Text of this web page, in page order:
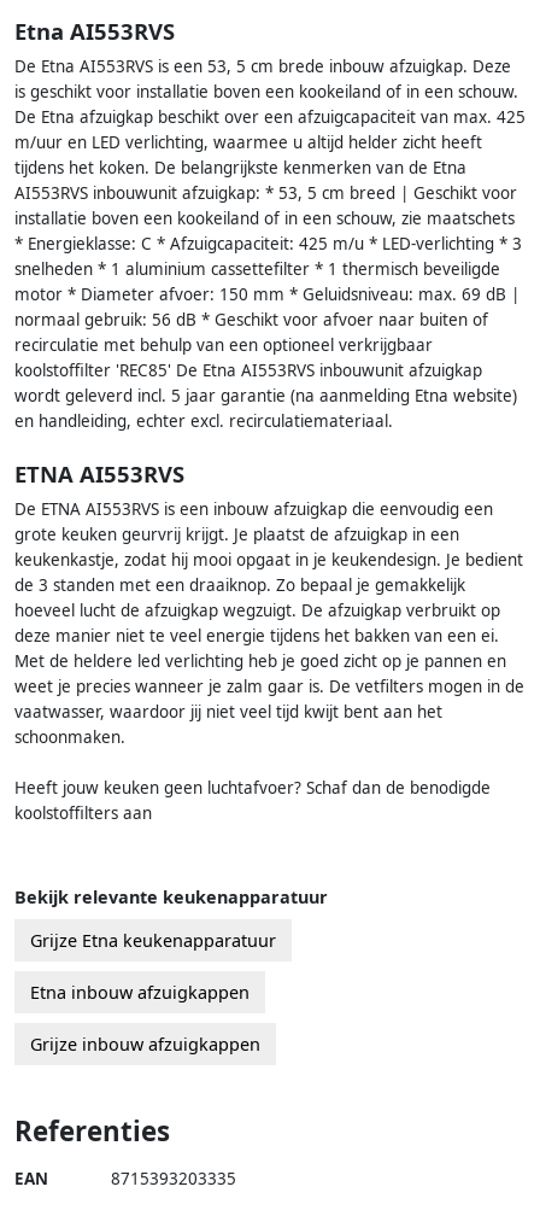
Etna AI553RVS
De Etna AI553RVS is een 53, 5 cm brede inbouw afzuigkap. Deze
is geschikt voor installatie boven een kookeiland of in een schouw.
De Etna afzuigkap beschikt over een afzuigcapaciteit van max. 425
m/uur en LED verlichting, waarmee u altijd helder zicht heeft
tijdens het koken. De belangrijkste kenmerken van de Etna
AI553RVS inbouwunit afzuigkap: * 53, 5 cm breed | Geschikt voor
installatie boven een kookeiland of in een schouw, zie maatschets
* Energieklasse: C * Afzuigcapaciteit: 425 m/u * LED-verlichting * 3
snelheden * 1 aluminium cassettefilter * 1 thermisch beveiligde
motor * Diameter afvoer: 150 mm * Geluidsniveau: max. 69 dB |
normaal gebruik: 56 dB * Geschikt voor afvoer naar buiten of
recirculatie met behulp van een optioneel verkrijgbaar
koolstoffilter 'REC85' De Etna AI553RVS inbouwunit afzuigkap
wordt geleverd incl. 5 jaar garantie (na aanmelding Etna website)
en handleiding, echter excl. recirculatiemateriaal.
ETNA AI553RVS
De ETNA AI553RVS is een inbouw afzuigkap die eenvoudig een
grote keuken geurvrij krijgt. Je plaatst de afzuigkap in een
keukenkastje, zodat hij mooi opgaat in je keukendesign. Je bedient
de 3 standen met een draaiknop. Zo bepaal je gemakkelijk
hoeveel lucht de afzuigkap wegzuigt. De afzuigkap verbruikt op
deze manier niet te veel energie tijdens het bakken van een ei.
Met de heldere led verlichting heb je goed zicht op je pannen en
weet je precies wanneer je zalm gaar is. De vetfilters mogen in de
vaatwasser, waardoor jij niet veel tijd kwijt bent aan het
schoonmaken.
Heeft jouw keuken geen luchtafvoer? Schaf dan de benodigde
koolstoffilters aan
Bekijk relevante keukenapparatuur
Grijze Etna keukenapparatuur
Etna inbouw afzuigkappen
Grijze inbouw afzuigkappen
Referenties
EAN 8715393203335